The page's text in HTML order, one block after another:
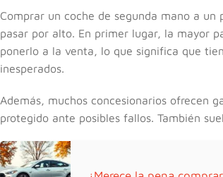
Comprar un coche de segunda mano a
pasar por alto. En primer lugar, la mayor
ponerlo a la venta, lo que significa que
inesperados.
Además, muchos concesionarios ofrecen
protegido ante posibles fallos. También